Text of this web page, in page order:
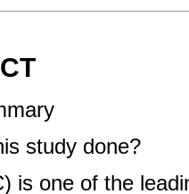
study done?
is one of the